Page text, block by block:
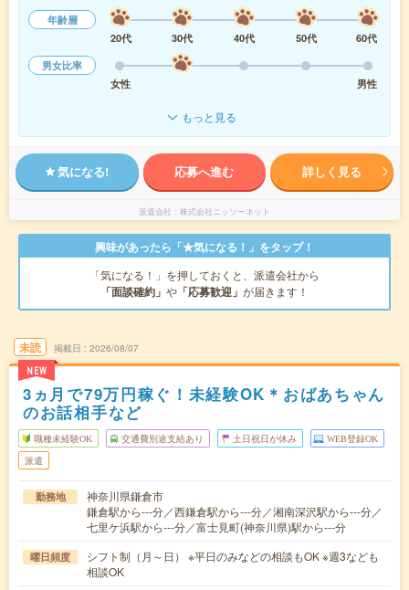
年齢層
20代
30代 40代 50代
60代
男女比率
女性
男性
もっと見る
気になる! 応募へ進む 詳しく見る
派遣会社 株式会社ニッソーネット
興味があったら「★気になる！」をタップ！
「気になる！」を押しておくと、派遣会社から
「面談確約」 や 「応募歓迎」 が届きます！
未読
NEW
掲載日 2026/08/07
3ヵ月で79万円稼ぐ！未経験OK＊おばあちゃん
のお話相手など
職種未経験OK 交通費別途支給あり 土日祝日が休み WEB登録OK
派遣
勤務地
神奈川県鎌倉市
鎌倉駅から---分／西鎌倉駅から---分／湘南深沢駅から---分／
七里ケ浜駅から---分／富士見町(神奈川県)駅から---分
曜日頻度
シフト制（月～日） ※平日のみなどの相談もOK ※週3なども
相談OK